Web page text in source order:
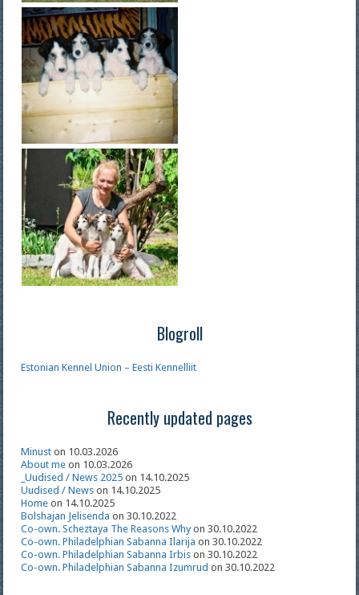
Blogroll
Estonian Kennel Union – Eesti Kennelliit
Recently updated pages
Minust on 10.03.2026
About me on 10.03.2026
_Uudised / News 2025 on 14.10.2025
Uudised / News on 14.10.2025
Home on 14.10.2025
Bolshajan Jelisenda on 30.10.2022
Co-own. Scheztaya The Reasons Whyon 30.10.2022
Co-own. Philadelphian Sabanna Ilarija on 30.10.2022
Co-own. Philadelphian Sabanna Irbis on 30.10.2022
Co-own. Philadelphian Sabanna Izumrud on 30.10.2022